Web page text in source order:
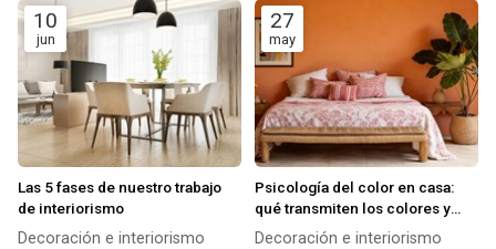
10
jun
Las 5 fases de nuestro trabajo
de interiorismo
Decoración e interiorismo
27
may
Psicología del color en casa:
qué transmiten los colores y
cómo usarlos en cada
Decoración e interiorismo